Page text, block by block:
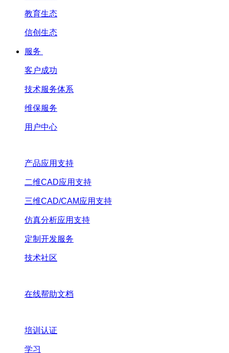
教育生态
信创生态
服务
客户成功
技术服务体系
维保服务
用户中心
产品应用支持
二维CAD应用支持
三维CAD/CAM应用支持
仿真分析应用支持
定制开发服务
技术社区
在线帮助文档
培训认证
学习